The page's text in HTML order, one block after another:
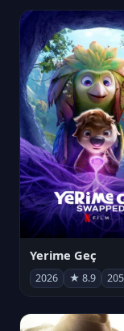
Yerime Geç
2026 ★ 8.9